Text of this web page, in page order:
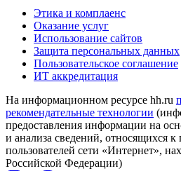
Этика и комплаенс
Оказание услуг
Использование сайтов
Защита персональных данных
Пользовательское соглашение
ИТ аккредитация
На информационном ресурсе hh.ru
рекомендательные технологии
предоставления информации на
и анализа сведений, относящихся к
пользователей сети «Интернет»,
Российской Федерации)